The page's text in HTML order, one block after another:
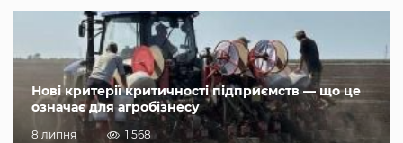
Нові критерії критичності підприємств — що це
означає для агробізнесу
8 липня 1 568